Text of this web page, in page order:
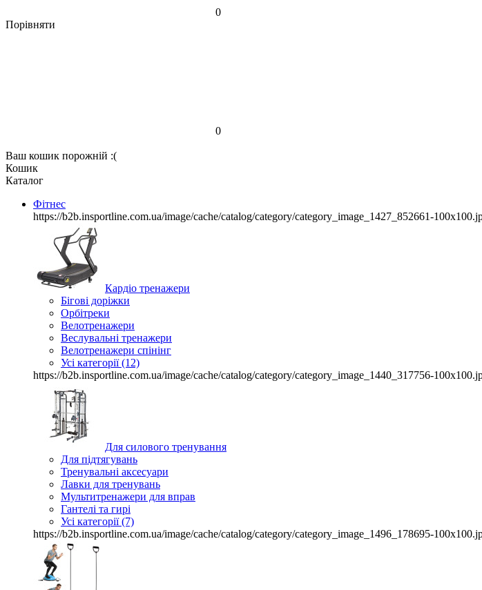
0
Порівняти
0
Ваш кошик порожній :(
Кошик
Каталог
Фітнес
https://b2b.insportline.com.ua/image/cache/catalog/category/category_image_1427_852661-
Кардіо тренажери
Бігові доріжки
Орбітреки
Велотренажери
Веслувальні тренажери
Велотренажери спінінг
Усі категорії (12)
https://b2b.insportline.com.ua/image/cache/catalog/category/category_image_1440_317756-
Для силового тренування
Для підтягувань
Тренувальні аксесуари
Лавки для тренувань
Мультитренажери для вправ
Гантелі та гирі
Усі категорії (7)
https://b2b.insportline.com.ua/image/cache/catalog/category/category_image_1496_178695-